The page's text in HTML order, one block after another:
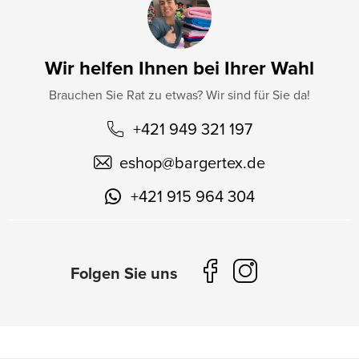
Wir helfen Ihnen bei Ihrer Wahl
Brauchen Sie Rat zu etwas? Wir sind für Sie da!
+421 949 321 197
eshop@bargertex.de
+421 915 964 304